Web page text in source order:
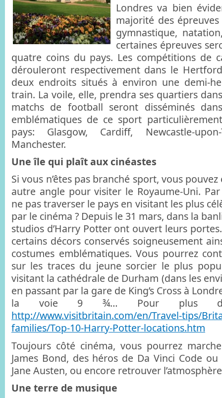
Londres va bien
majorité des
gymnastique,
certaines épreuves
quatre coins du pays. Les compétitions de
dérouleront respectivement dans le
deux endroits situés à environ une demi-
train. La voile, elle, prendra ses quartiers
matchs de football seront disséminés
emblématiques de ce sport
pays: Glasgow, Cardiff, Newcastle-
Manchester.
Une île qui plaît aux cinéastes
Si vous n’êtes pas branché sport, vous
autre angle pour visiter le Royaume-Uni.
ne pas traverser le pays en visitant les plus
par le cinéma ? Depuis le 31 mars, dans la
studios d’Harry Potter ont ouvert leurs
certains décors conservés soigneusement
costumes emblématiques. Vous pourrez
sur les traces du jeune sorcier le plus
visitant la cathédrale de Durham (dans les
en passant par la gare de King’s Cross à
la voie 9 ¾… Pour plus
http://www.visitbritain.com/en/Travel-tips/
families/Top-10-Harry-Potter-locations.htm
Toujours côté cinéma, vous pourrez
James Bond, des héros de Da Vinci Code
Jane Austen, ou encore retrouver
Une terre de musique